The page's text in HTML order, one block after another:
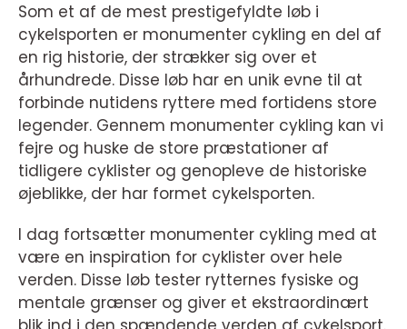
Som et af de mest prestigefyldte løb i
cykelsporten er monumenter cykling en del af
en rig historie, der strækker sig over et
århundrede. Disse løb har en unik evne til at
forbinde nutidens ryttere med fortidens store
legender. Gennem monumenter cykling kan vi
fejre og huske de store præstationer af
tidligere cyklister og genopleve de historiske
øjeblikke, der har formet cykelsporten.
I dag fortsætter monumenter cykling med at
være en inspiration for cyklister over hele
verden. Disse løb tester rytternes fysiske og
mentale grænser og giver et ekstraordinært